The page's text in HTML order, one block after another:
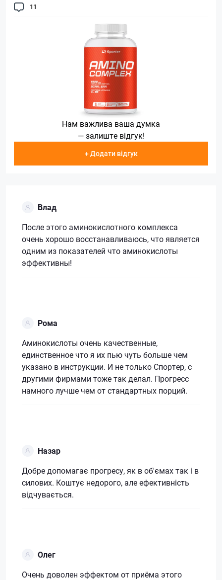
11
Нам важлива ваша думка
— залиште відгук!
+ Додати відгук
Влад
После этого аминокислотного комплекса
очень хорошо восстанавливаюсь, что является
одним из показателей что аминокислоты
эффективны!
Рома
Аминокислоты очень качественные,
единственное что я их пью чуть больше чем
указано в инструкции. И не только Спортер, с
другими фирмами тоже так делал. Прогресс
намного лучше чем от стандартных порций.
Назар
Добре допомагає прогресу, як в об'ємах так і в
силових. Коштує недорого, але ефективність
відчувається.
Олег
Очень доволен эффектом от приёма этого